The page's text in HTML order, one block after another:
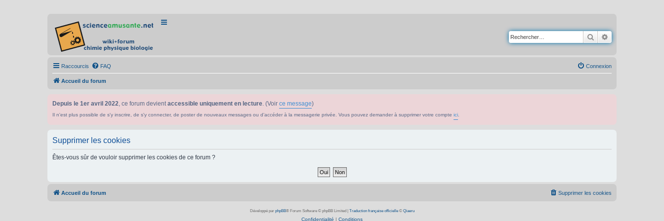
Rechercher
Raccourcis FAQ Connexion
Accueil du forum
Depuis le 1er avril 2022, ce forum devientaccessible uniquement en lecture. (Voir ce message)
Il n'est plus possible de s'y inscrire, de s'y connecter, de poster de nouveaux messages ou d'accéder à la messagerie privée. Vous pouvez demander à supprimer votre compte ici
Supprimer les cookies
Êtes-vous sûr de vouloir supprimer les cookies de ce forum ?
Accueil du forum Supprimer les cookies
Développé par phpBB® Forum Software © phpBB Limited Traduction française officielle© Qiaeru
Confidentialité | Conditions